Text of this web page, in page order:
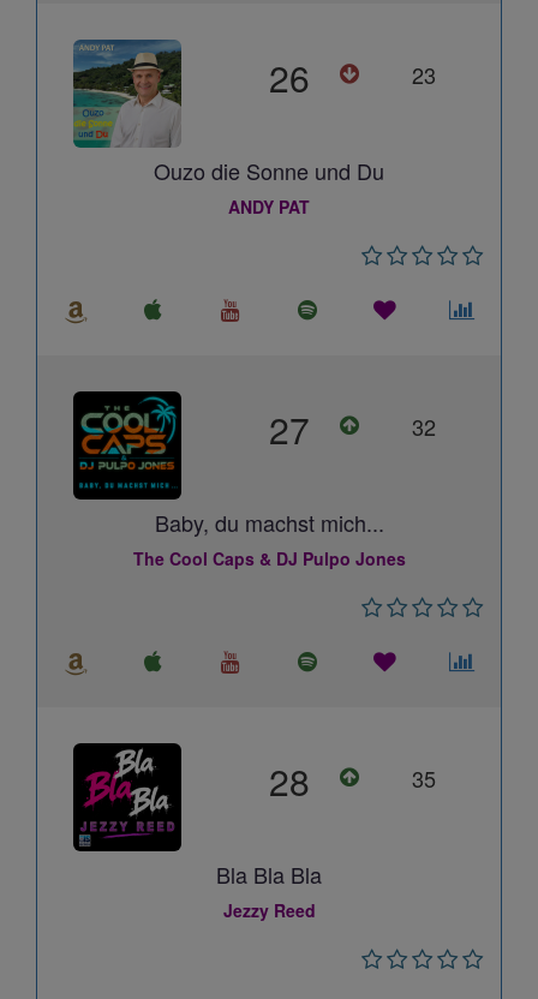
26 23
Ouzo die Sonne und Du
ANDY PAT
27 32
Baby, du machst mich...
The Cool Caps & DJ Pulpo Jones
28 35
Bla Bla Bla
Jezzy Reed